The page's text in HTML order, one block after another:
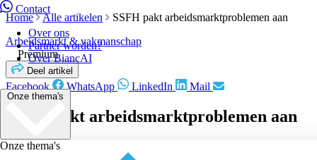
Contact
Over ons
Partner worden?
Over BiancAI
Onze thema's
Onze thema's
Home Alle artikelen
SSFH pakt arbeidsmarktproblemen aan
Arbeidsmarkt & vakmanschap
Premium
Deel artikel
Facebook WhatsApp LinkedIn Mail
SSFH pakt arbeidsmarktproblemen aan